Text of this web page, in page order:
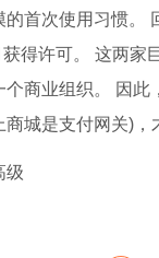
的首次使用习惯。
得许可。 这两家
个商业组织。 因
城是支付网关)，
级